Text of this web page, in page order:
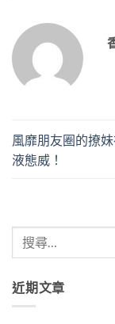
風靡朋友圈的撩
液態威！
近期文章